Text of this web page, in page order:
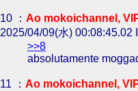
10 ： Ao mokoichannel,
2025/04/09(水) 00:08:45.02
>>8
absolutamente
11 ： Ao mokoichannel,